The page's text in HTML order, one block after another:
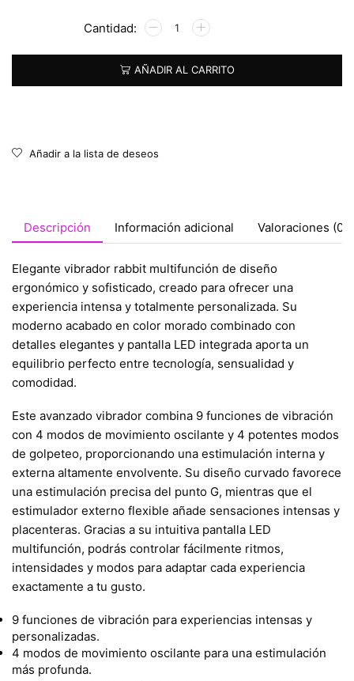
AÑADIR AL CARRITO
Alternative:
Añadir a la lista de deseos
Descripción Información adicional Valoraciones (0)
Elegante vibrador rabbit multifunción de diseño
ergonómico y sofisticado, creado para ofrecer una
experiencia intensa y totalmente personalizada. Su
moderno acabado en color morado combinado con
detalles elegantes y pantalla LED integrada aporta un
equilibrio perfecto entre tecnología, sensualidad y
comodidad.
Este avanzado vibrador combina 9 funciones de vibración
con 4 modos de movimiento oscilante y 4 potentes modos
de golpeteo, proporcionando una estimulación interna y
externa altamente envolvente. Su diseño curvado favorece
una estimulación precisa del punto G, mientras que el
estimulador externo flexible añade sensaciones intensas y
placenteras. Gracias a su intuitiva pantalla LED
multifunción, podrás controlar fácilmente ritmos,
intensidades y modos para adaptar cada experiencia
exactamente a tu gusto.
9 funciones de vibración para experiencias intensas y
personalizadas.
4 modos de movimiento oscilante para una estimulación
más profunda.